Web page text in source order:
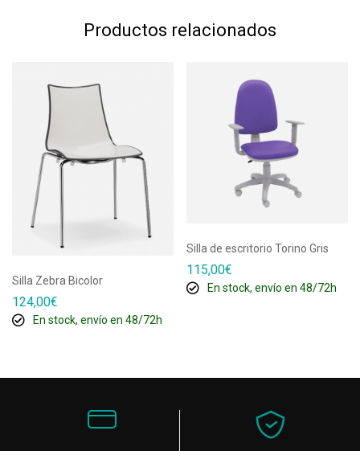
Productos relacionados
Silla Zebra Bicolor
124,00€
En stock, envío en 48/72h
Silla de escritorio Torino Gris
115,00€
En stock, envío en 48/72h